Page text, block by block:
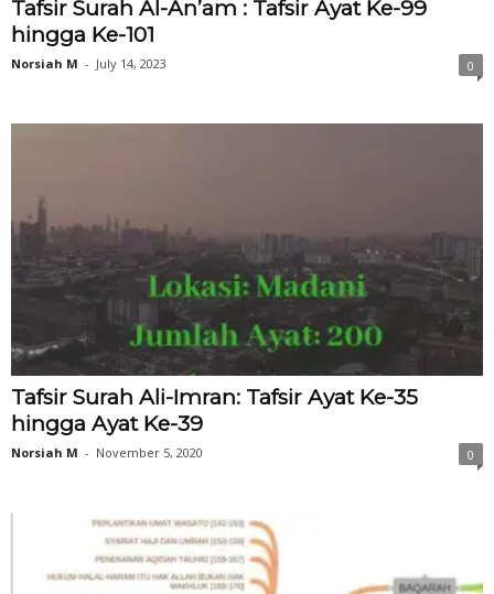
Tafsir Surah Al-An’am : Tafsir Ayat Ke-99
hingga Ke-101
Norsiah M - July 14, 2023 0
Tafsir Surah Ali-Imran: Tafsir Ayat Ke-35
hingga Ayat Ke-39
Norsiah M - November 5, 2020 0